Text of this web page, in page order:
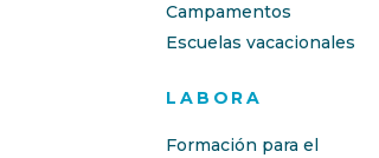
Campamentos
Escuelas vacacionales
LABORA
Formación para el